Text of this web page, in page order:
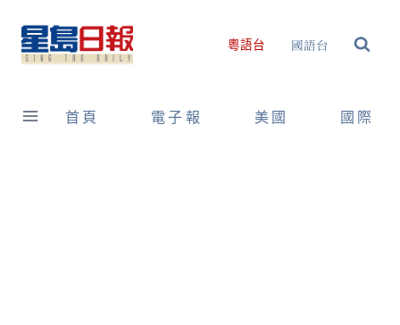
content
粵語台 國語台
首頁 電子報 美國 國際